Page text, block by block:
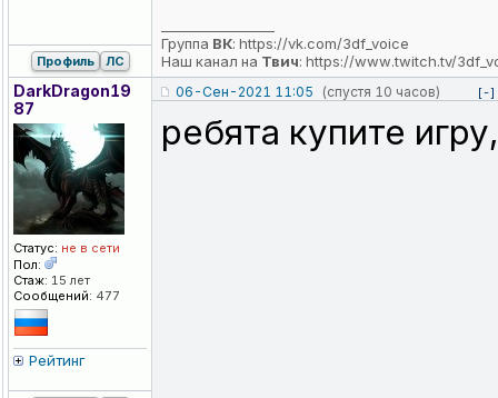
Группа ВК: https://vk.com/3df_voice
Наш канал на Твич: https://www.twitch.tv/
Профиль ЛС
DarkDragon19
87
Статус: не в сети
Пол:
Стаж: 15 лет
Сообщений: 477
Рейтинг
06-Сен-2021 11:05 (спустя 10 часов) [-]
ребята купите